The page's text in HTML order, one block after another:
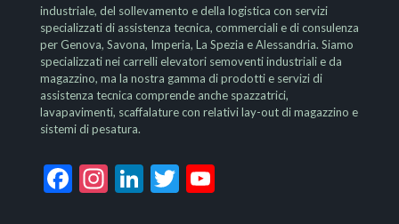
industriale, del sollevamento e della logistica con servizi
specializzati di assistenza tecnica, commerciali e di consulenza
per Genova, Savona, Imperia, La Spezia e Alessandria. Siamo
specializzati nei carrelli elevatori semoventi industriali e da
magazzino, ma la nostra gamma di prodotti e servizi di
assistenza tecnica comprende anche spazzatrici,
lavapavimenti, scaffalature con relativi lay-out di magazzino e
sistemi di pesatura.
Facebook
Instagram
LinkedIn
Twitter